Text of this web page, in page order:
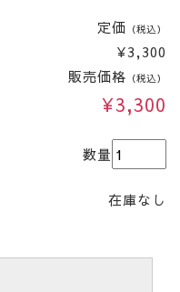
定価 （税込）
¥3,300
販売価格 （税込）
¥3,300
数量
在庫なし